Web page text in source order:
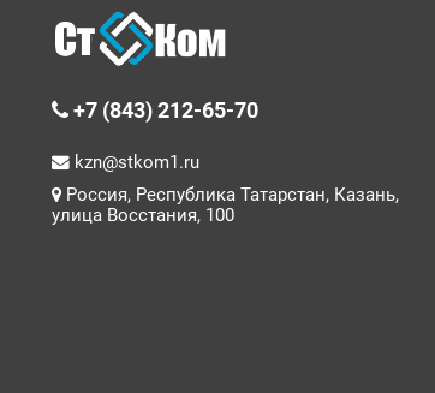
+7 (843) 212-65-70
kzn@stkom1.ru
Россия, Республика Татарстан, Казань,
улица Восстания, 100